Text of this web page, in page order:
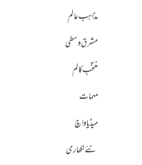
مذاہب عالم
مشرق وسطی
منتخب کالم
مہمات
میڈیا واچ
نئے لکھاری